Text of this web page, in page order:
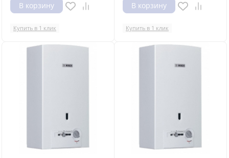
В корзину
Купить в 1 клик
В корзину
Купить в 1 клик